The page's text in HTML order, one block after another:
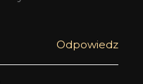
Odpowiedz